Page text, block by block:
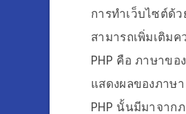
การทำเว็บไซต์ด้
สามารถเพิ่มเติม
PHP คือ ภาษาข
แสดงผลของภาษ
PHP นั้นมีมาจาก